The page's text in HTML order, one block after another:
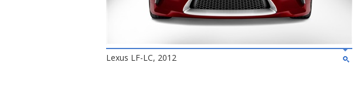
Lexus LF-LC, 2012